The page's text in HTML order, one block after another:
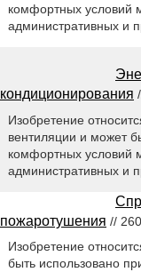
комфортных условий
административных и
кондиционирования
Изобретение
вентиляции и может
комфортных условий
административных и
пожаротушения //
Изобретение
быть использовано